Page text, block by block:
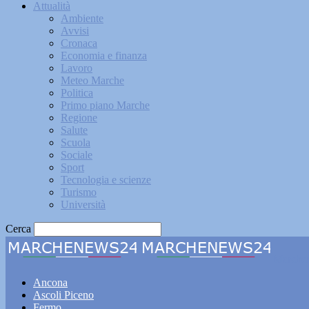
Attualità
Ambiente
Avvisi
Cronaca
Economia e finanza
Lavoro
Meteo Marche
Politica
Primo piano Marche
Regione
Salute
Scuola
Sociale
Sport
Tecnologia e scienze
Turismo
Università
Cerca
Ancona
Ascoli Piceno